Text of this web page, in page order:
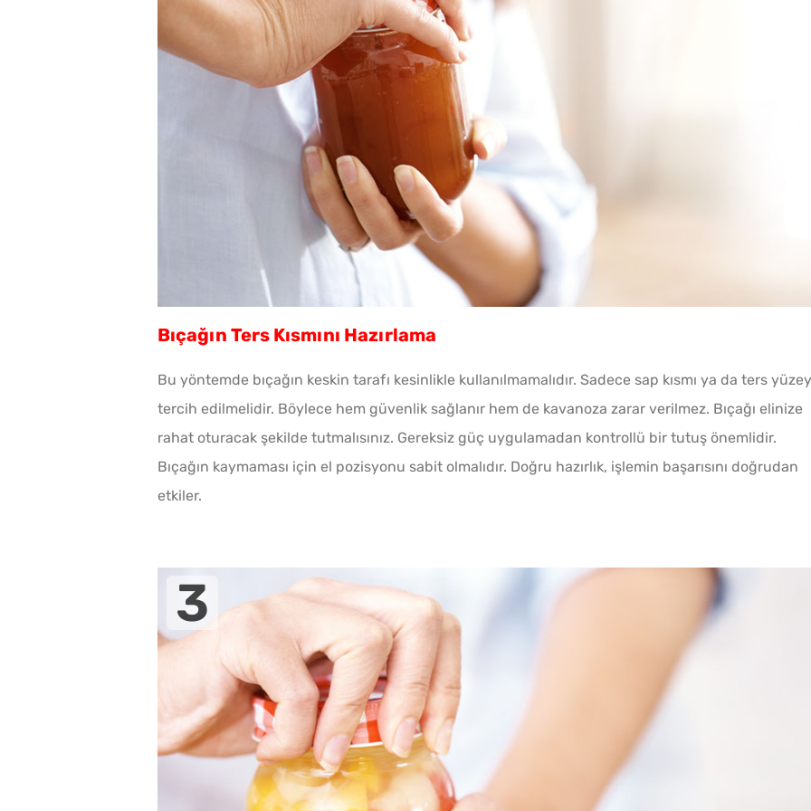
Bıçağın Ters Kısmını Hazırlama
Bu yöntemde bıçağın keskin tarafı kesinlikle kullanılmamalıdır. Sadece sap kısmı ya da ters
tercih edilmelidir. Böylece hem güvenlik sağlanır hem de kavanoza zarar verilmez. Bıçağı elinize
rahat oturacak şekilde tutmalısınız. Gereksiz güç uygulamadan kontrollü bir tutuş önemlidir.
Bıçağın kaymaması için el pozisyonu sabit olmalıdır. Doğru hazırlık, işlemin başarısını doğrudan
etkiler.